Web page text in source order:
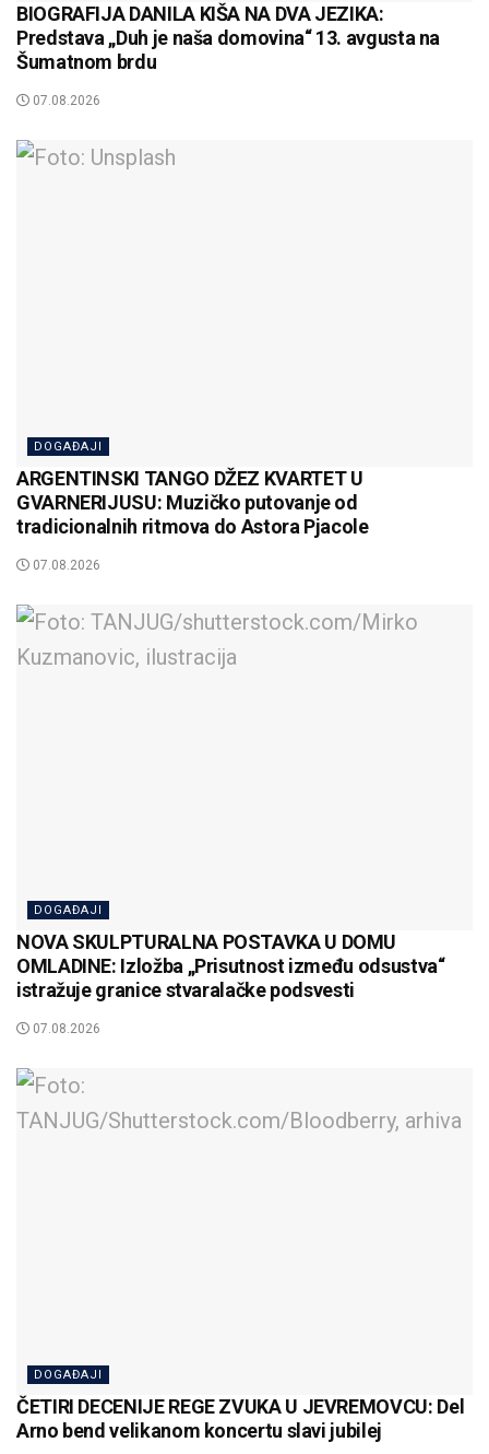
BIOGRAFIJA DANILA KIŠA NA DVA JEZIKA:
Predstava „Duh je naša domovina“ 13. avgusta na
Šumatnom brdu
07.08.2026
DOGAĐAJI
ARGENTINSKI TANGO DŽEZ KVARTET U
GVARNERIJUSU: Muzičko putovanje od
tradicionalnih ritmova do Astora Pjacole
07.08.2026
DOGAĐAJI
NOVA SKULPTURALNA POSTAVKA U DOMU
OMLADINE: Izložba „Prisutnost između odsustva“
istražuje granice stvaralačke podsvesti
07.08.2026
DOGAĐAJI
ČETIRI DECENIJE REGE ZVUKA U JEVREMOVCU: Del
Arno bend velikanom koncertu slavi jubilej